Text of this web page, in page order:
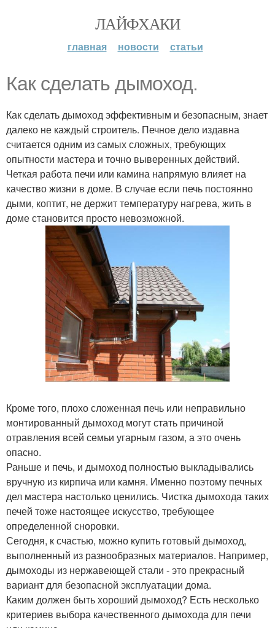
ЛАЙФХАКИ
главная новости статьи
Как сделать дымоход.
Как сделать дымоход эффективным и безопасным, знает
далеко не каждый строитель. Печное дело издавна
считается одним из самых сложных, требующих
опытности мастера и точно выверенных действий.
Четкая работа печи или камина напрямую влияет на
качество жизни в доме. В случае если печь постоянно
дыми, коптит, не держит температуру нагрева, жить в
доме становится просто невозможной.
Кроме того, плохо сложенная печь или неправильно
монтированный дымоход могут стать причиной
отравления всей семьи угарным газом, а это очень
опасно.
Раньше и печь, и дымоход полностью выкладывались
вручную из кирпича или камня. Именно поэтому печных
дел мастера настолько ценились. Чистка дымохода таких
печей тоже настоящее искусство, требующее
определенной сноровки.
Сегодня, к счастью, можно купить готовый дымоход,
выполненный из разнообразных материалов. Например,
дымоходы из нержавеющей стали - это прекрасный
вариант для безопасной эксплуатации дома.
Каким должен быть хороший дымоход? Есть несколько
критериев выбора качественного дымохода для печи